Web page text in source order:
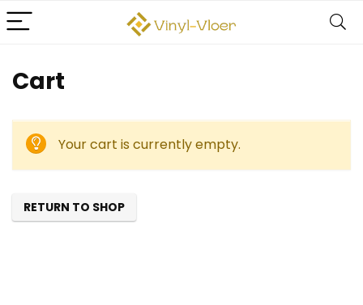
Cart
Your cart is currently empty.
RETURN TO SHOP